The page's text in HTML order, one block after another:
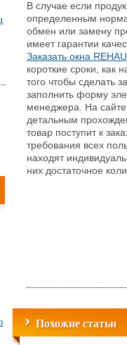
В случае если
определенным
обмен или замену
имеет гарантии
Заказать окна REHAU
короткие сроки, как
того чтобы сделать
заполнить форму
менеджера. На
детальным
товар поступит к
требования всех
находят
них достаточное
Похожие статьи